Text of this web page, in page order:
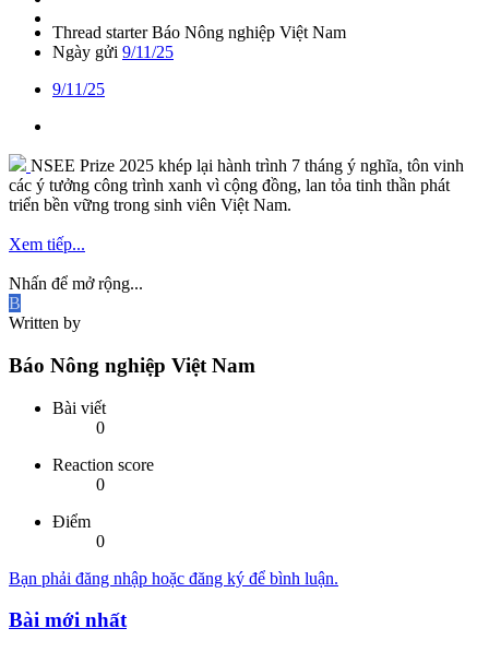
Thread starter Báo Nông nghiệp Việt Nam
Ngày gửi 9/11/25
9/11/25
NSEE Prize 2025 khép lại hành trình 7 tháng ý nghĩa, tôn vinh
các ý tưởng công trình xanh vì cộng đồng, lan tỏa tinh thần phát
triển bền vững trong sinh viên Việt Nam.
Xem tiếp...
Nhấn để mở rộng...
B
Written by
Báo Nông nghiệp Việt Nam
Bài viết
0
Reaction score
0
Điểm
0
Bạn phải đăng nhập hoặc đăng ký để bình luận.
Bài mới nhất